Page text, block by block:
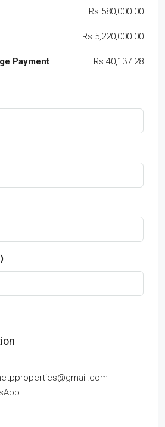
Rs.580,000.00
Rs.5,220,000.00
Payment Rs.40,137.28